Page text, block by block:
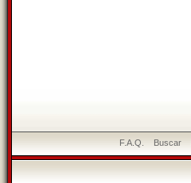
F.A.Q. Buscar